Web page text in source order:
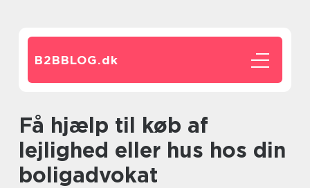
B2BBLOG.dk
Få hjælp til køb af
lejlighed eller hus hos din
boligadvokat